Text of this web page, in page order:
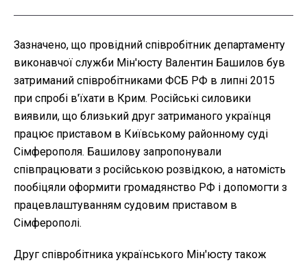
Зазначено, що провідний співробітник департаменту
виконавчої служби Мін'юсту Валентин Башилов був
затриманий співробітниками ФСБ РФ в липні 2015
при спробі в'їхати в Крим. Російські силовики
виявили, що близький друг затриманого українця
працює приставом в Київському районному суді
Сімферополя. Башилову запропонували
співпрацювати з російською розвідкою, а натомість
пообіцяли оформити громадянство РФ і допомогти з
працевлаштуванням судовим приставом в
Сімферополі.
Друг співробітника українського Мін'юсту також